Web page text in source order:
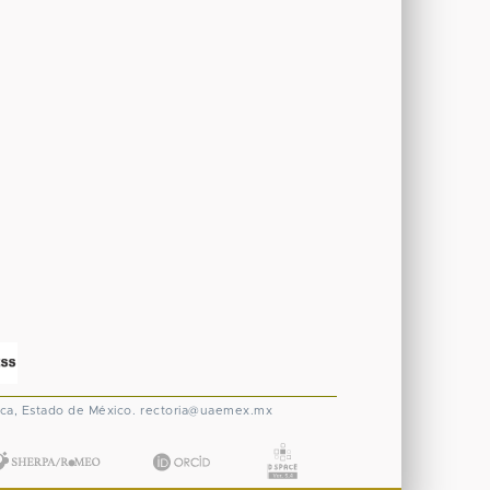
Estado de México. rectoria@uaemex.mx